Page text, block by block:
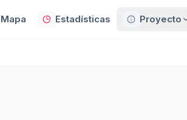
Mapa Estadísticas Proyecto